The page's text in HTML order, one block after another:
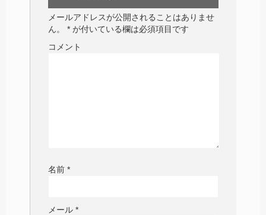
メールアドレスが公開されることはありませ
ん。
* が付いている欄は必須項目です
コメント
名前 *
メール *